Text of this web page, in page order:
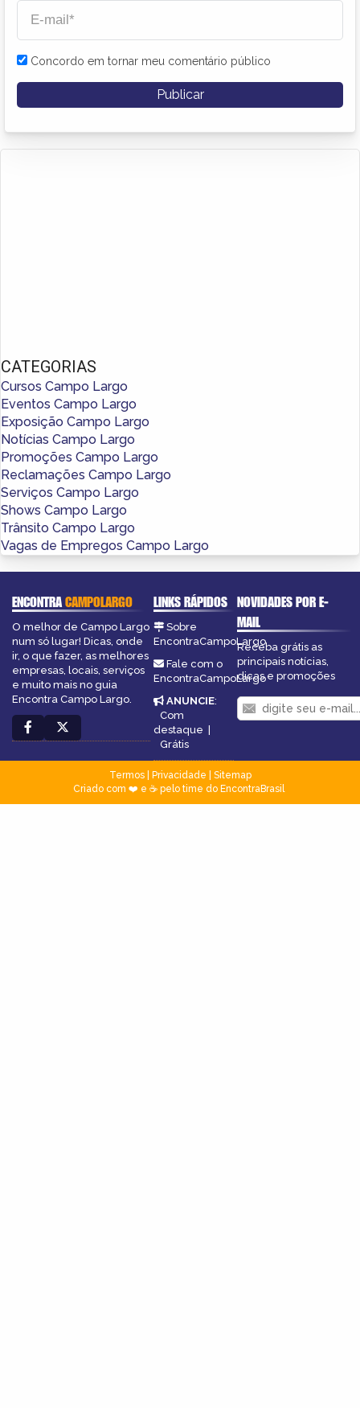
Concordo em tornar meu comentário público
CATEGORIAS
Cursos Campo Largo
Eventos Campo Largo
Exposição Campo Largo
Notícias Campo Largo
Promoções Campo Largo
Reclamações Campo Largo
Serviços Campo Largo
Shows Campo Largo
Trânsito Campo Largo
Vagas de Empregos Campo Largo
ENCONTRACAMPOLARGO
O melhor de Campo Largo
num só lugar! Dicas, onde
ir, o que fazer, as melhores
empresas, locais, serviços
e muito mais no guia
Encontra Campo Largo.
LINKS RÁPIDOS
Sobre
EncontraCampoLargo
Fale com o
EncontraCampoLargo
ANUNCIE:
Com
destaque
Grátis
NOVIDADES POR E-
MAIL
Receba grátis as
principais notícias,
dicas e promoções
Termos| Privacidade
Sitemap
Criado com ❤️ e ☕ pelo time do EncontraBrasil